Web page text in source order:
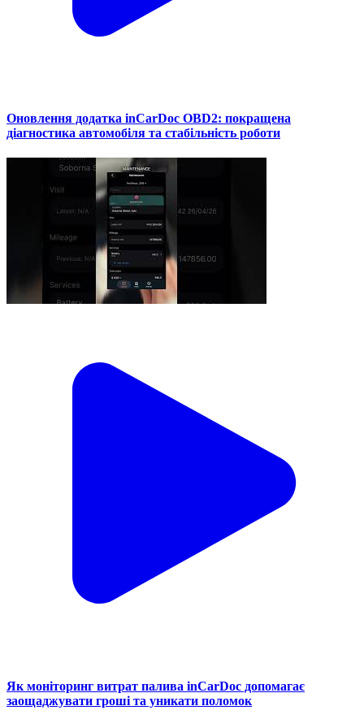
Оновлення додатка inCarDoc OBD2: покращена
діагностика автомобіля та стабільність роботи
Як моніторинг витрат палива inCarDoc допомагає
заощаджувати гроші та уникати поломок